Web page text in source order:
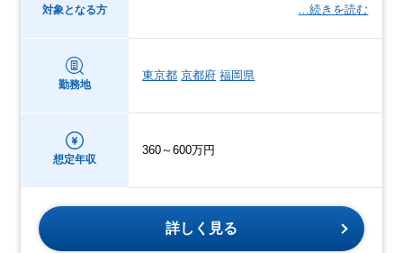
対象となる方
…続きを読む
勤務地
東京都 京都府 福岡県
想定年収
360～600万円
詳しく見る